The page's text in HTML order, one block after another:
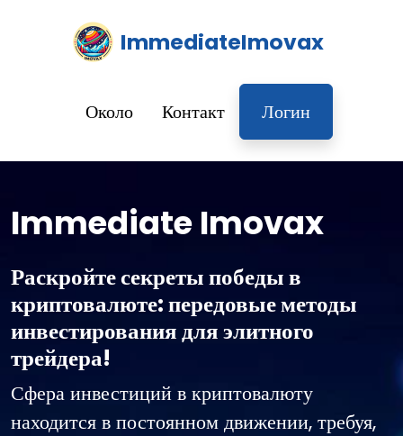
ImmediateImovax
Около Контакт Логин
Immediate Imovax
Раскройте секреты победы в
криптовалюте: передовые методы
инвестирования для элитного
трейдера!
Сфера инвестиций в криптовалюту
находится в постоянном движении, требуя,